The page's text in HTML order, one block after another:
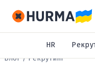
HR
Блог
Рекрутинг